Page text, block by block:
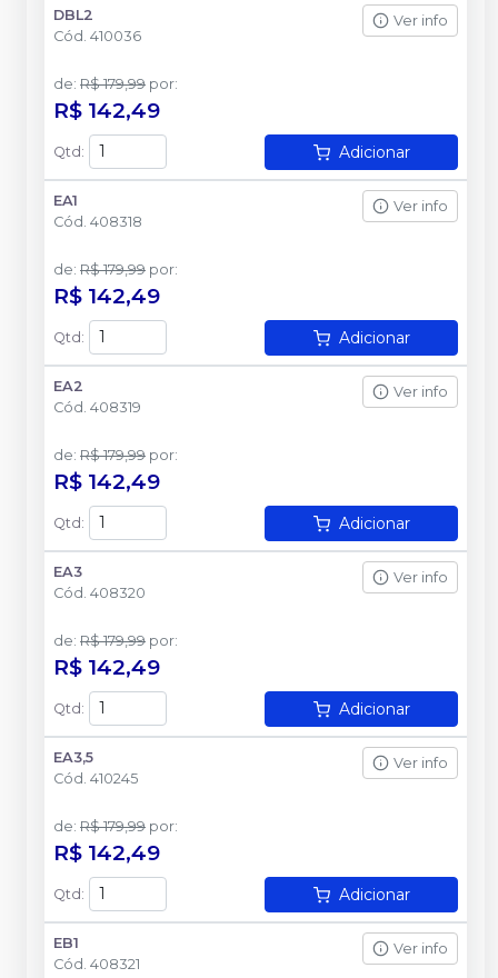
DBL2
Cód. 410036
Ver info
de: R$ 179,99 por:
R$ 142,49
Qtd : Adicionar
EA1
Cód. 408318
Ver info
de: R$ 179,99 por:
R$ 142,49
Qtd : Adicionar
EA2
Cód. 408319
Ver info
de: R$ 179,99 por:
R$ 142,49
Qtd : Adicionar
EA3
Cód. 408320
Ver info
de: R$ 179,99 por:
R$ 142,49
Qtd : Adicionar
EA3,5
Cód. 410245
Ver info
de: R$ 179,99 por:
R$ 142,49
Qtd : Adicionar
EB1
Cód. 408321
Ver info